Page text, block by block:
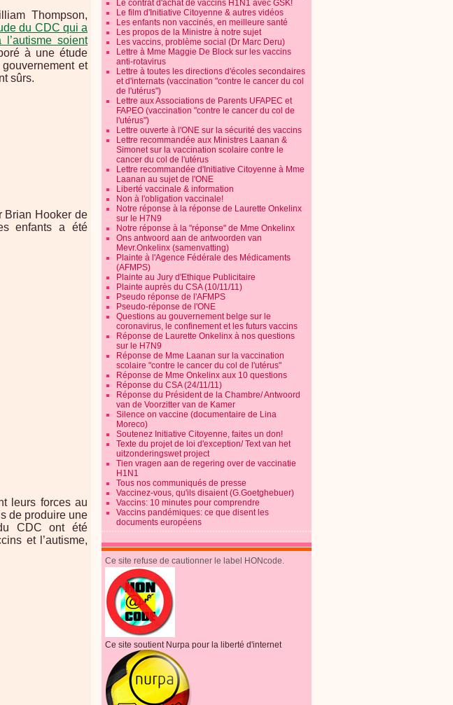
Thompson,
du CDC qui a
soient
à une étude
et
sûrs.
Brian Hooker de
enfants a été
leurs forces au
de produire une
CDC ont été
et l’autisme,
Le contrat d'achat de vaccins H1N1 avec GSK!
Le film d'Initiative Citoyenne & autres vidéos
Les enfants non vaccinés, en meilleure santé
Les propos de la Ministre à notre sujet
Les vaccins, problème social (Dr Marc Deru)
Lettre à Mme Maggie De Block sur les vaccins
anti-rotavirus
Lettre à toutes les directions d'écoles secondaires
et d'internats (vaccination "contre le cancer du col
de l'utérus")
Lettre aux Associations de Parents UFAPEC et
FAPEO (vaccination "contre le cancer du col de
l'utérus")
Lettre ouverte à l'ONE sur la sécurité des vaccins
Lettre recommandée aux Ministres Laanan &
Simonet sur la vaccination scolaire contre le
cancer du col de l'utérus
Lettre recommandée d'Initiative Citoyenne à Mme
Laanan au sujet de l'ONE
Liberté vaccinale & information
Non à l'obligation vaccinale!
Notre réponse à la réponse de Laurette Onkelinx
sur le H7N9
Notre réponse à la "réponse" de Mme Onkelinx
Ons antwoord aan de antwoorden van
Mevr.Onkelinx (samenvatting)
Plainte à l'Agence Fédérale des Médicaments
(AFMPS)
Plainte au Jury d'Ethique Publicitaire
Plainte auprès du CSA (10/11/11)
Pseudo réponse de l'AFMPS
Pseudo-réponse de l'ONE
Questions au gouvernement belge sur le
coronavirus, le confinement et les futurs vaccins
Réponse de Laurette Onkelinx à nos questions
sur le H7N9
Réponse de Mme Laanan sur la vaccination
scolaire "contre le cancer du col de l'utérus"
Réponse de Mme Onkelinx aux 10 questions
Réponse du CSA (24/11/11)
Réponse du Président de la Chambre/ Antwoord
van de Voorzitter van de Kamer
Silence on vaccine (documentaire de Lina
Moreco)
Soutenez Initiative Citoyenne, faites un don!
Texte du projet de loi d'exception/ Text van het
uitzonderingswet project
Tien vragen aan de regering over de vaccinatie
H1N1
Tous nos communiqués de presse
Vaccinez-vous, qu'ils disaient (G.Goetghebuer)
Vaccins: 10 minutes pour comprendre
Vaccins pandémiques: ce que disent les
documents européens
Ce site refuse de cautionner le label HONcode.
Ce site soutient Nurpa pour la liberté d'internet